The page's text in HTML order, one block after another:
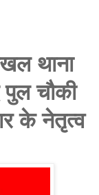
थाना
पुल चौकी
के नेतृत्व